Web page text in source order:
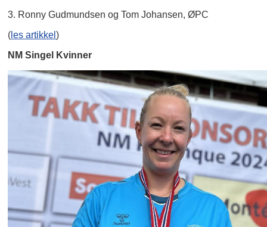
3. Ronny Gudmundsen og Tom Johansen, ØPC
( les artikkel)
NM Singel Kvinner